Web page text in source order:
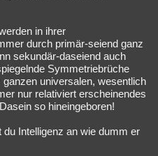
in ihrer
durch primär-seiend ganz
sekundär-daseiend auch
Symmetriebrüche
universalen, wesentlich
nur relativiert erscheinendes
so hineingeboren!
Intelligenz an wie dumm er